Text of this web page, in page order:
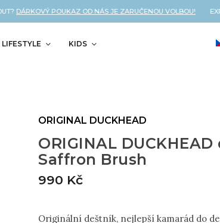
DÁRKOVÝ POUKAZ OD NÁS JE ZARUČENOU VOLBOU!
LIFESTYLE KIDS
ORIGINAL
Saffron Brush
990 Kč
Originální deštník, nejlepší kamarád do
ORIGINAL DUCKHEAD